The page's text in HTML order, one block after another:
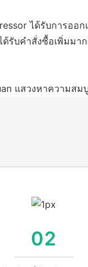
ได้รับการอ
ด้รับคำสั่งซื้อเพิ่ม
แสวงหาความสม
02